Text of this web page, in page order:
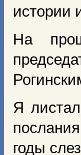
истории
На
Я
годы